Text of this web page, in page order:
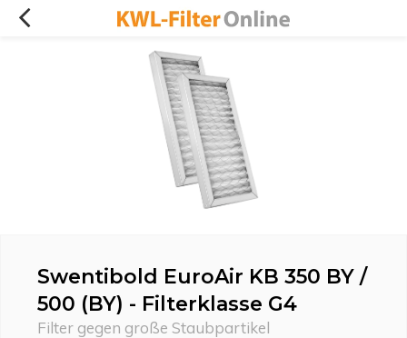
Swentibold EuroAir KB 350 BY /
500 (BY) - Filterklasse G4
Filter gegen große Staubpartikel